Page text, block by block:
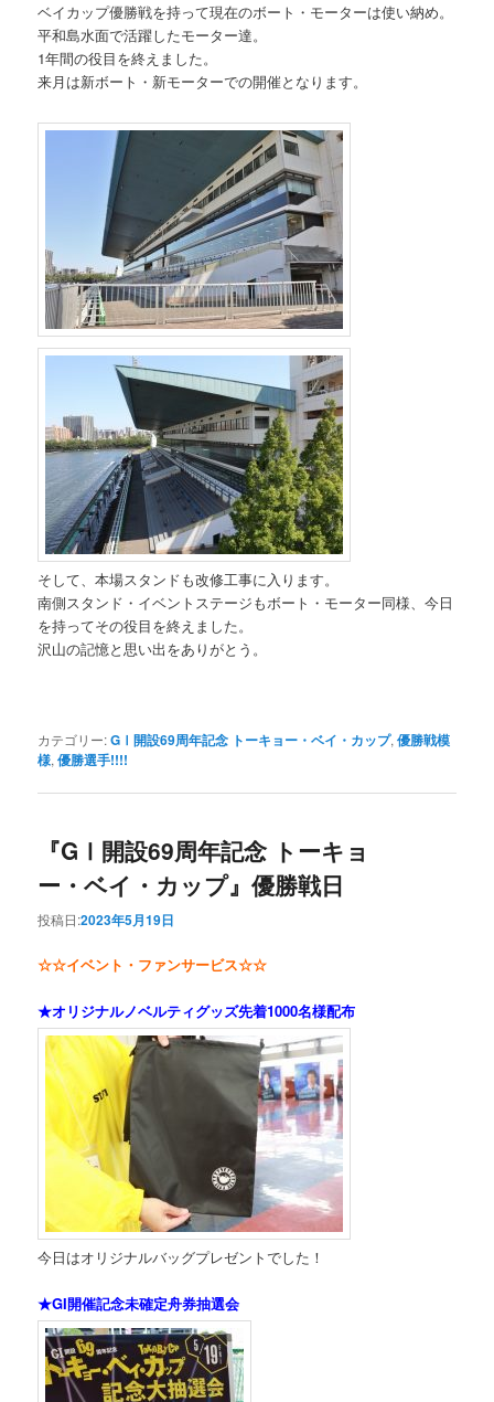
ベイカップ優勝戦を持って現在のボート・モーターは使い納め。
平和島水面で活躍したモーター達。
1年間の役目を終えました。
来月は新ボート・新モーターでの開催となります。
そして、本場スタンドも改修工事に入ります。
南側スタンド・イベントステージもボート・モーター同様、今日
を持ってその役目を終えました。
沢山の記憶と思い出をありがとう。
カテゴリー:GⅠ開設69周年記念 トーキョー・ベイ・カップ,優勝戦模
様,優勝選手!!!!
『GⅠ開設69周年記念 トーキョ
ー・ベイ・カップ』優勝戦日
投稿日:2023年5月19日
☆☆イベント・ファンサービス☆☆
★オリジナルノベルティグッズ先着1000名様配布
今日はオリジナルバッグプレゼントでした！
★GI開催記念未確定舟券抽選会